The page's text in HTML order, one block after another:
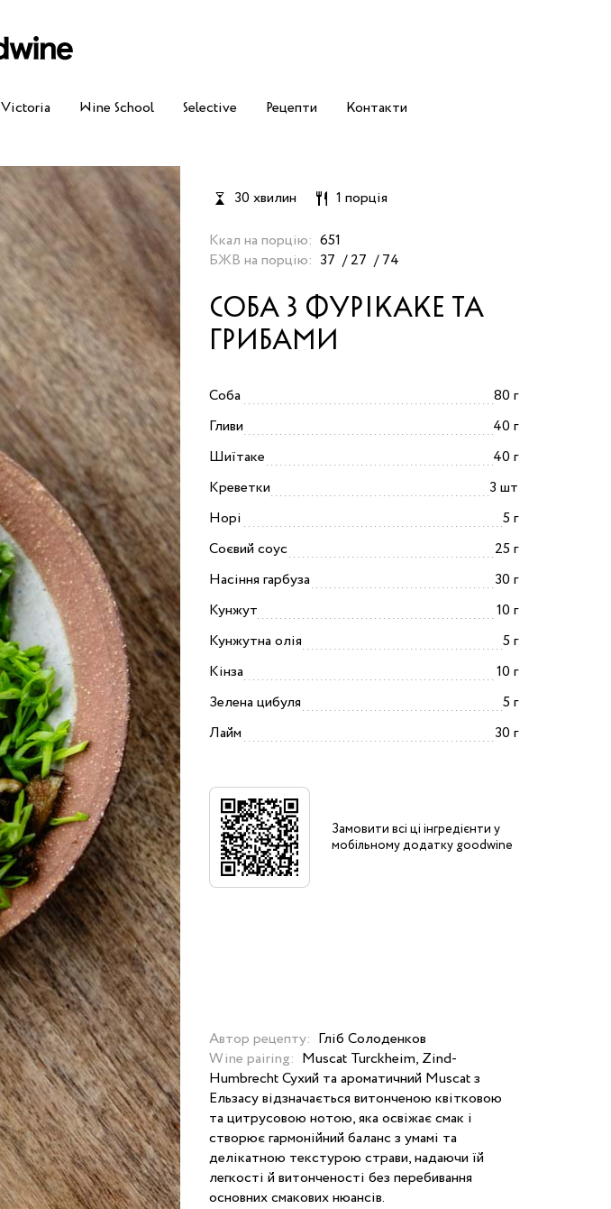
Victoria Wine School Selective Рецепти Контакти
30 хвилин 1 порція
Ккал на порцію: 651
БЖВ на порцію: 37 27 74
СОБА З ФУРІКАКЕ ТА
ГРИБАМИ
Соба
80 г
Гливи
40 г
Шиїтаке
40 г
Креветки
3 шт
Норі
5 г
Соєвий соус
25 г
Насіння гарбуза
30 г
Кунжут
10 г
Кунжутна олія
5 г
Кінза
10 г
Зелена цибуля
5 г
Лайм
30 г
Замовити всі ці інгредієнти у
мобільному додатку goodwine
Автор рецепту: Гліб Солоденков
Wine pairing: Muscat Turckheim, Zind-
Humbrecht Сухий та ароматичний Muscat з
Ельзасу відзначається витонченою квітковою
та цитрусовою нотою, яка освіжає смак і
створює гармонійний баланс з умамі та
делікатною текстурою страви, надаючи їй
легкості й витонченості без перебивання
основних смакових нюансів.